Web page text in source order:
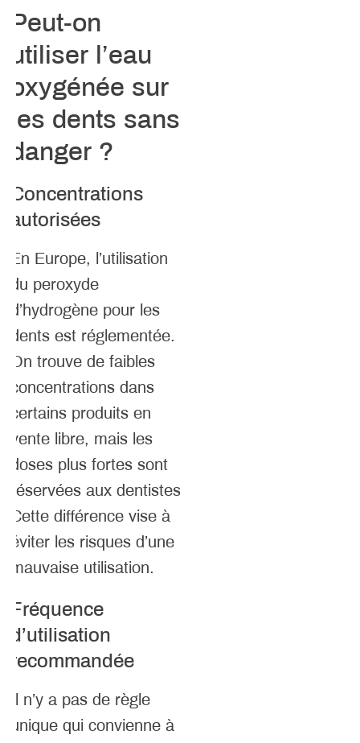
Peut-on
utiliser l’eau
oxygénée sur
les dents sans
danger ?
Concentrations
autorisées
En Europe, l’utilisation
du peroxyde
d’hydrogène pour les
dents est réglementée.
On trouve de faibles
concentrations dans
certains produits en
vente libre, mais les
doses plus fortes sont
réservées aux dentistes.
Cette différence vise à
éviter les risques d’une
mauvaise utilisation.
Fréquence
d’utilisation
recommandée
Il n’y a pas de règle
unique qui convienne à